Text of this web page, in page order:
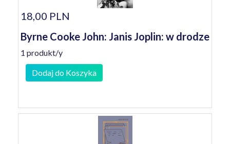
18,00 PLN
Byrne Cooke John: Janis Joplin: w drodze
1 produkt/y
Dodaj do Koszyka